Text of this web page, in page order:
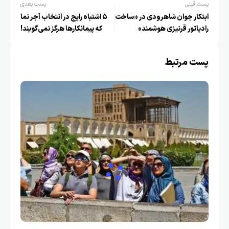
پست قبلی
ابتکار جوان شاهرودی در «ساخت
رادیاتور قرنیزی هوشمند»
پست بعدی
۵ اشتباه رایج در انتخاب آجر نما
که پیمانکارها هرگز نمی‌گویند!
پست مرتبط